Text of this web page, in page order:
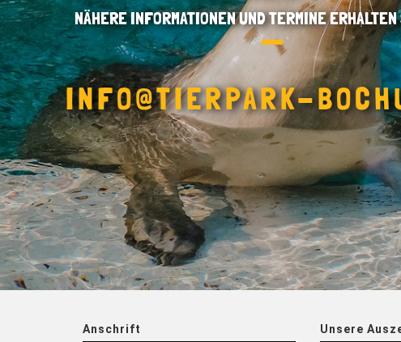
NÄHERE INFORMATIONEN UND TERMINE
INFO@TIERPARK-
Anschrift Unsere